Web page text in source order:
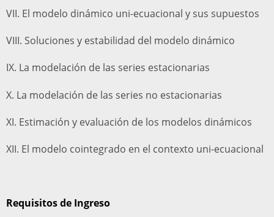
VII. El modelo dinámico uni-ecuacional y sus supuestos
VIII. Soluciones y estabilidad del modelo dinámico
IX. La modelación de las series estacionarias
X. La modelación de las series no estacionarias
XI. Estimación y evaluación de los modelos dinámicos
XII. El modelo cointegrado en el contexto uni-ecuacional
Requisitos de Ingreso